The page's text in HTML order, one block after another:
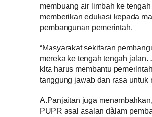
membuang air limbah ke
memberikan edukasi kepada
pembangunan pemerintah.
“Masyarakat sekitaran
mereka ke tengah tengah
kita harus membantu
tanggung jawab dan rasa untuk
A.Panjaitan juga
PUPR asal asalan dàlam